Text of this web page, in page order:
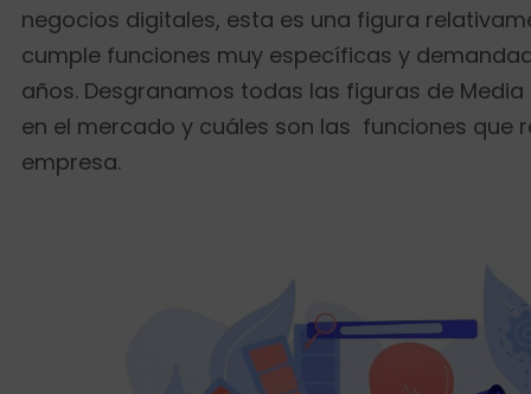
negocios digitales, esta es una figura
cumple funciones muy específicas y
años. Desgranamos todas las figuras de Media
en el mercado y cuáles son las funciones que
empresa.